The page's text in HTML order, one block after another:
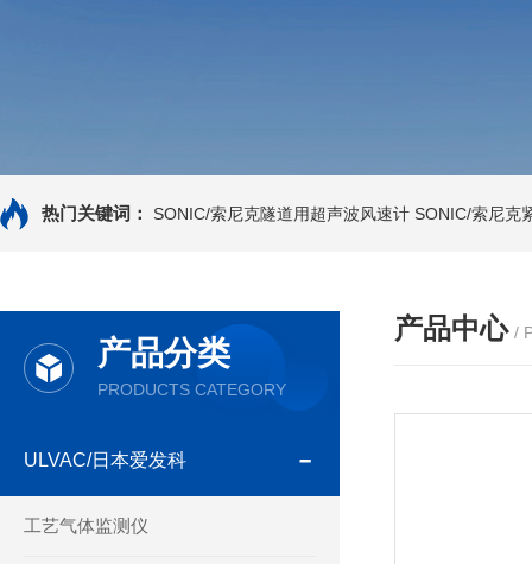
热门关键词： SONIC/索尼克隧道用超声波风速计 SONIC/索尼克
产品分类
PRODUCTS CATEGORY
ULVAC/日本爱发科
工艺气体监测仪
产品中心 /